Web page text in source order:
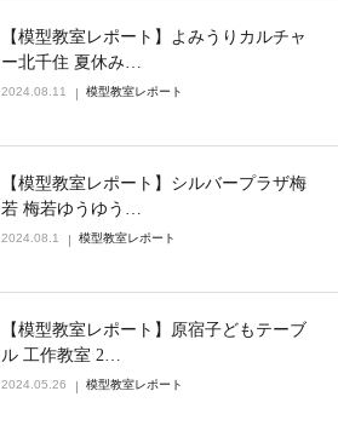
【模型教室レポート】よみうりカルチャ
ー北千住 夏休み…
2024.08.11 模型教室レポート
【模型教室レポート】シルバープラザ梅
若 梅若ゆうゆう…
2024.08.1 模型教室レポート
【模型教室レポート】原宿子どもテーブ
ル 工作教室 2…
2024.05.26 模型教室レポート